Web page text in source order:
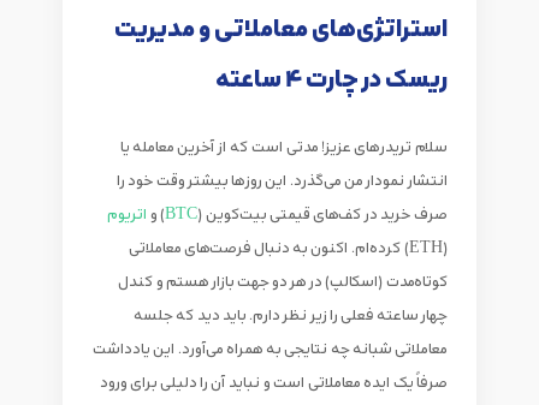
استراتژی‌های معاملاتی و مدیریت
ریسک در چارت 4 ساعته
سلام تریدرهای عزیز! مدتی است که از آخرین معامله یا
انتشار نمودار من می‌گذرد. این روزها بیشتر وقت خود را
صرف خرید در کف‌های قیمتی بیت‌کوین (BTC) و اتریوم
(ETH) کرده‌ام. اکنون به دنبال فرصت‌های معاملاتی
کوتاه‌مدت (اسکالپ) در هر دو جهت بازار هستم و کندل
چهار ساعته فعلی را زیر نظر دارم. باید دید که جلسه
معاملاتی شبانه چه نتایجی به همراه می‌آورد. این یادداشت
صرفاً یک ایده معاملاتی است و نباید آن را دلیلی برای ورود